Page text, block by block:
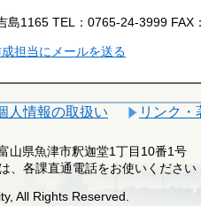
島1165 TEL： 0765-24-3999 FAX：
担当にメールを送る
人情報の取扱い リンク・
山県魚津市釈迦堂1丁目10番1号
、各課直通電話をお使いください
All Rights Reserved.